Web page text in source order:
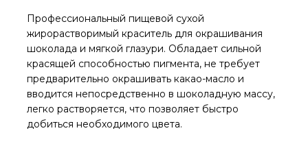
Профессиональный пищевой сухой
жирорастворимый краситель для окрашивания
шоколада и мягкой глазури. Обладает сильной
красящей способностью пигмента, не требует
предварительно окрашивать какао-масло и
вводится непосредственно в шоколадную массу,
легко растворяется, что позволяет быстро
добиться необходимого цвета.